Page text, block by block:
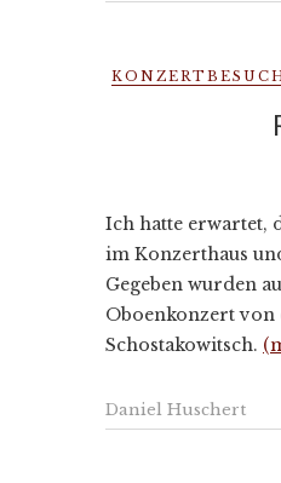
Ich hatte erwartet,
im Konzerthaus
Gegeben wurden
Oboenkonzert von
Schostakowitsch.
Daniel Huschert